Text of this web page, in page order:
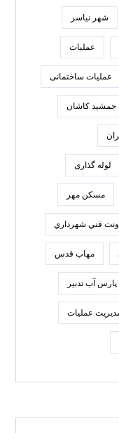
شهر نیاسر
عملیات
عملیات ساختمانی
جمشید کاشان
لوله گذاری
مسکن مهر
فني شهرداري
مهاب قدس
پارس‌ آب تدبير
عملیات